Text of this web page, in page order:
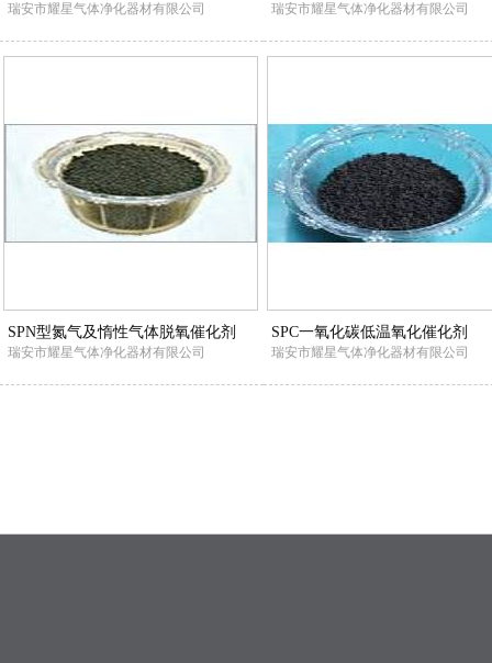
瑞安市耀星气体净化器材有限公司 瑞安市耀星气体净化器材有限公司
SPN型氮气及惰性气体脱氧催化剂
瑞安市耀星气体净化器材有限公司
SPC一氧化碳低温氧化催化剂
瑞安市耀星气体净化器材有限公司